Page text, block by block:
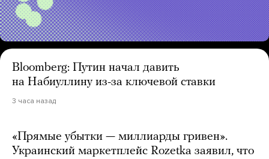
Bloomberg: Путин начал давить
на Набиуллину из-за ключевой ставки
3 часа назад
«Прямые убытки — миллиарды гривен».
Украинский маркетплейс Rozetka заявил, что